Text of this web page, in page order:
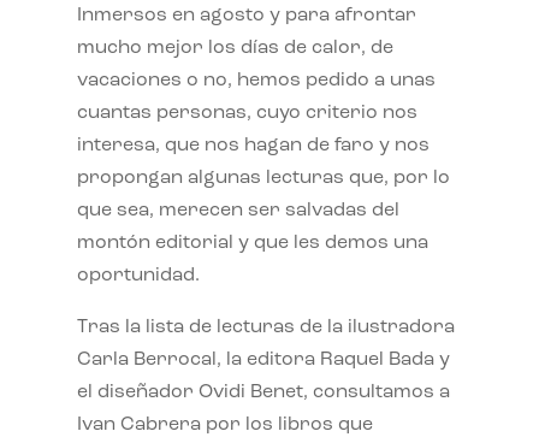
Inmersos en agosto y para afrontar
mucho mejor los días de calor, de
vacaciones o no, hemos pedido a unas
cuantas personas, cuyo criterio nos
interesa, que nos hagan de faro y nos
propongan algunas lecturas que, por lo
que sea, merecen ser salvadas del
montón editorial y que les demos una
oportunidad.
Tras la lista de lecturas de la ilustradora
Carla Berrocal, la editora Raquel Bada y
el diseñador Ovidi Benet, consultamos a
Ivan Cabrera por los libros que